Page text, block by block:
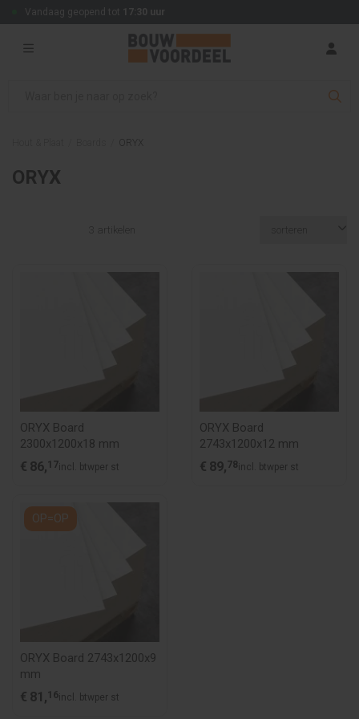
Vandaag geopend tot 17:30 uur
ORYX
ORYX
3 artikelen
ORYX Board
2300x1200x18 mm
€ 86,17incl. btwper st
ORYX Board
2743x1200x12 mm
€ 89,78 incl. btwper st
OP=OP
ORYX Board 2743x1200x9
mm
€ 81,16incl. btwper st